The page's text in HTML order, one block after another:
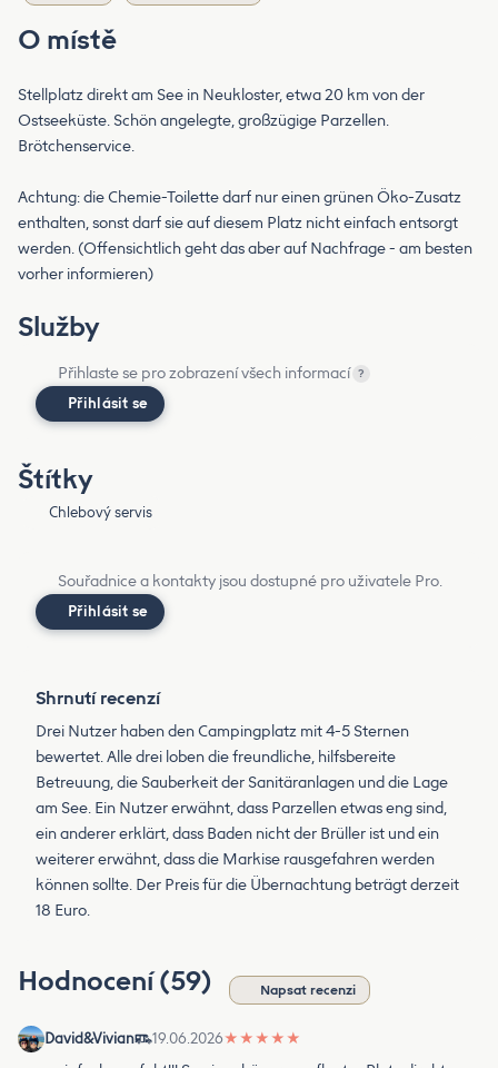
O místě
Stellplatz direkt am See in Neukloster, etwa 20 km von der
Ostseeküste. Schön angelegte, großzügige Parzellen.
Brötchenservice.
Achtung: die Chemie-Toilette darf nur einen grünen Öko-Zusatz
enthalten, sonst darf sie auf diesem Platz nicht einfach entsorgt
werden. (Offensichtlich geht das aber auf Nachfrage - am besten
vorher informieren)
Služby
Přihlaste se pro zobrazení všech informací ?
Přihlásit se
Štítky
Chlebový servis
Souřadnice a kontakty jsou dostupné pro uživatele Pro.
Přihlásit se
Shrnutí recenzí
Drei Nutzer haben den Campingplatz mit 4-5 Sternen
bewertet. Alle drei loben die freundliche, hilfsbereite
Betreuung, die Sauberkeit der Sanitäranlagen und die Lage
am See. Ein Nutzer erwähnt, dass Parzellen etwas eng sind,
ein anderer erklärt, dass Baden nicht der Brüller ist und ein
weiterer erwähnt, dass die Markise rausgefahren werden
können sollte. Der Preis für die Übernachtung beträgt derzeit
18 Euro.
Hodnocení (59) Napsat recenzi
David&Vivian 19.06.2026★ ★ ★ ★ ★